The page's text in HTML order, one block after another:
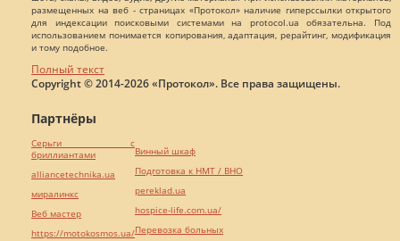
размещенных на веб - страницах «Протокол» наличие гиперссылки открытого
для индексации поисковыми системами на protocol.ua обязательна. Под
использованием понимается копирования, адаптация, рерайтинг, модификация
и тому подобное.
Полный текст
Copyright © 2014-2026 «Протокол». Все права защищены.
Партнёры
Серьги с
бриллиантами
alliancetechnika.ua
миралинкс
Веб мастер
https://motokosmos.ua/
Винный шкаф
Подготовка к НМТ / ВНО
pereklad.ua
hospice-life.com.ua/
Перевозка больных